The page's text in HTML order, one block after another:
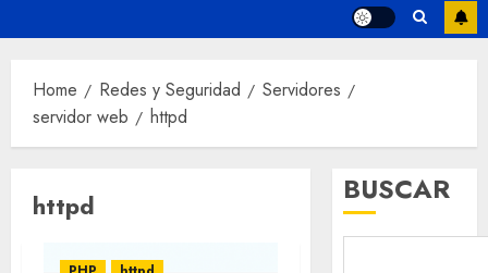
Home Redes y Seguridad
Servidores
servidor web
httpd
httpd BUSCAR